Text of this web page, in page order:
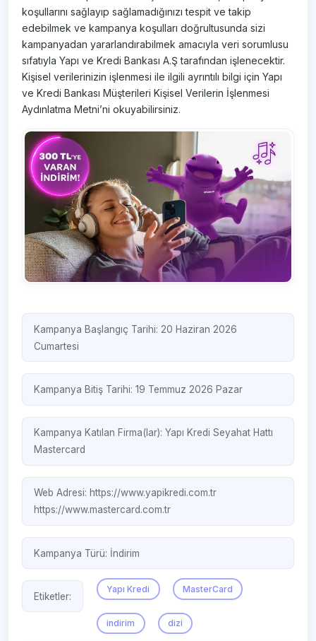
koşullarını sağlayıp sağlamadığınızı tespit ve takip
edebilmek ve kampanya koşulları doğrultusunda sizi
kampanyadan yararlandırabilmek amacıyla veri sorumlusu
sıfatıyla Yapı ve Kredi Bankası A.Ş tarafından işlenecektir.
Kişisel verilerinizin işlenmesi ile ilgili ayrıntılı bilgi için Yapı
ve Kredi Bankası Müşterileri Kişisel Verilerin İşlenmesi
Aydınlatma Metni’ni okuyabilirsiniz.
Kampanya Başlangıç Tarihi: 20 Haziran 2026
Cumartesi
Kampanya Bitiş Tarihi: 19 Temmuz 2026 Pazar
Kampanya Katılan Firma(lar):Yapı Kredi Seyahat Hattı
Mastercard
Web Adresi: https://www.yapikredi.com.tr
https://www.mastercard.com.tr
Kampanya Türü: İndirim
Etiketler:
Yapı Kredi MasterCard
indirim dizi